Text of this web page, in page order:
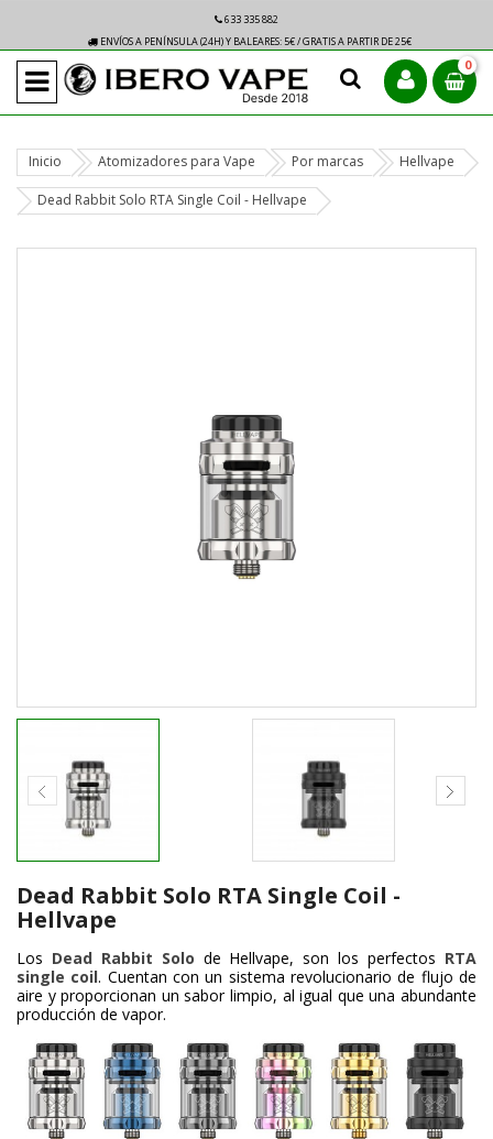
633 335 882
ENVÍOS A PENÍNSULA (24H) Y BALEARES: 5€ / GRATIS A PARTIR DE 25€
0
Inicio Atomizadores para Vape Por marcas Hellvape
Dead Rabbit Solo RTA Single Coil - Hellvape
Dead Rabbit Solo RTA Single Coil -
Hellvape
Los Dead Rabbit Solo de Hellvape, son los perfectos RTA
single coil. Cuentan con un sistema revolucionario de flujo de
aire y proporcionan un sabor limpio, al igual que una abundante
producción de vapor.